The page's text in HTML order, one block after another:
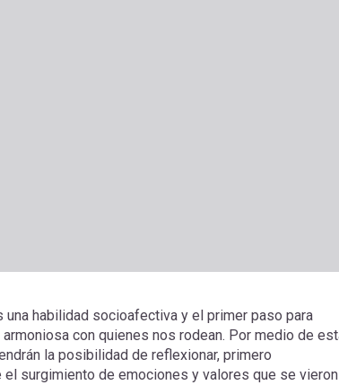
habilidad socioafectiva y el primer paso para
con quienes nos rodean. Por medio de
la posibilidad de reflexionar, primero
surgimiento de emociones y valores que se vieron